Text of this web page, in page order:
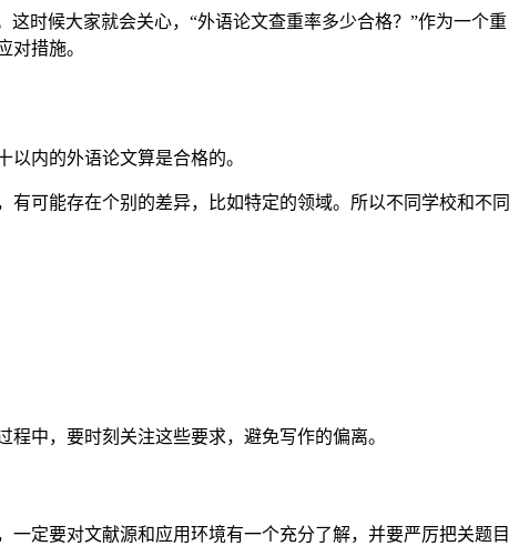
时候大家就会关心，“外语论文查重率多少合格？”作为一个重
对措施。
内的外语论文算是合格的。
可能存在个别的差异，比如特定的领域。所以不同学校和不同
中，要时刻关注这些要求，避免写作的偏离。
定要对文献源和应用环境有一个充分了解，并要严厉把关题目